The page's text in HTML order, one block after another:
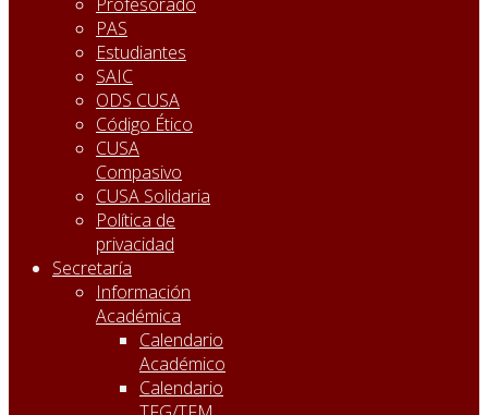
PAS
Estudiantes
SAIC
ODS CUSA
Código Ético
CUSA
Compasivo
CUSA Solidaria
Política de
privacidad
Secretaría
Información
Académica
Calendario
Académico
Calendario